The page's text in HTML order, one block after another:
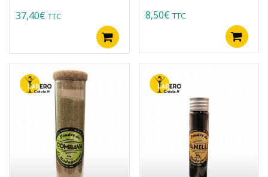
37,40€ TTC 8,50€ TTC